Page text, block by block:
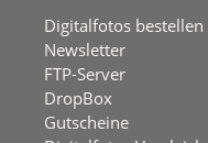
Digitalfotos bestellen
Newsletter
FTP-Server
DropBox
Gutscheine